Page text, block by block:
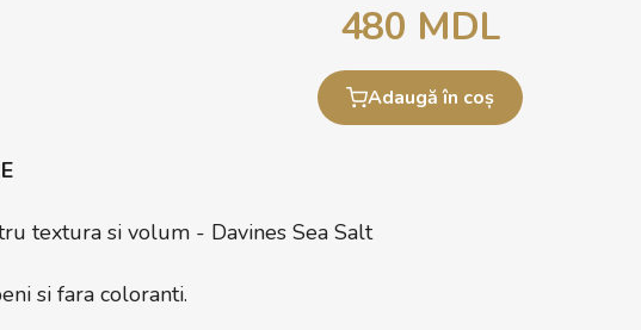
480 MDL
Adaugă în coș
textura si volum - Davines Sea Salt
si fara coloranti.